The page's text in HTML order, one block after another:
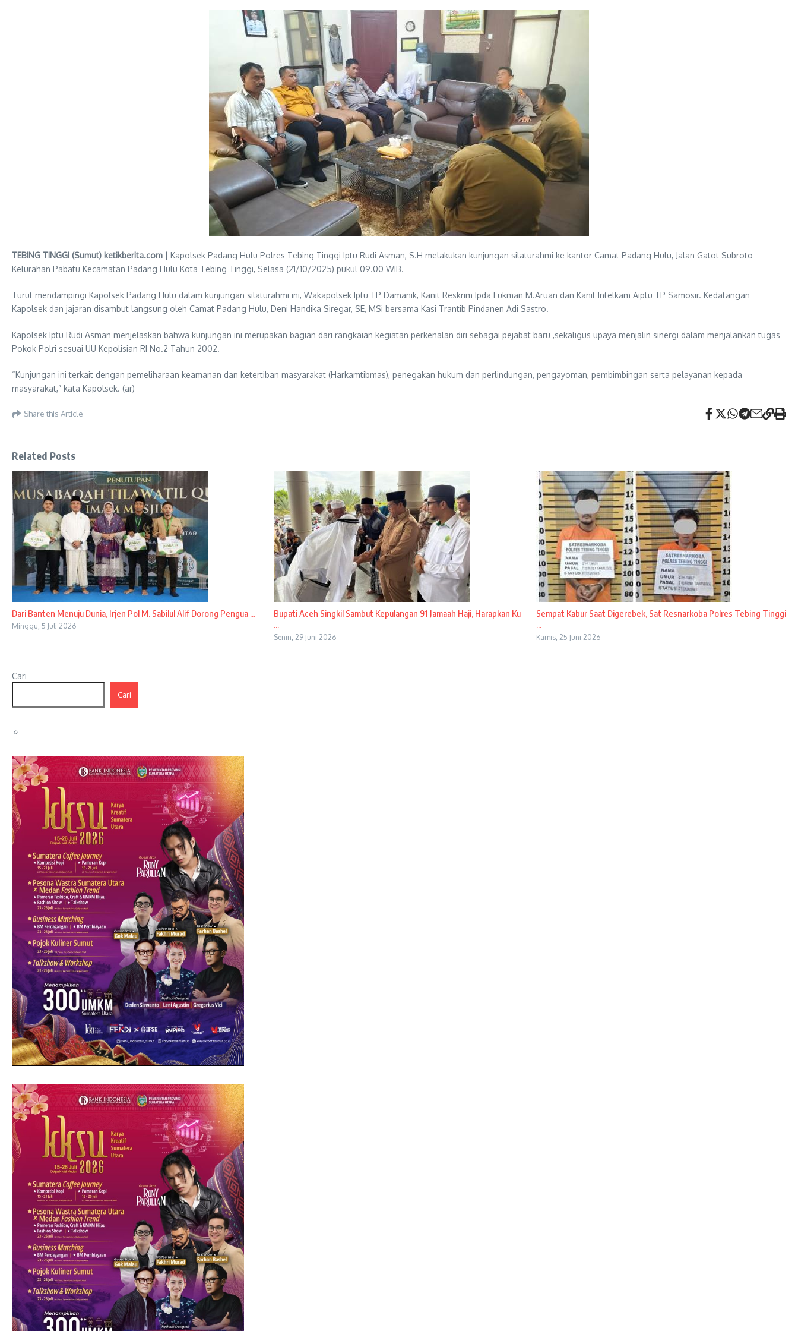
TEBING TINGGI (Sumut) ketikberita.com | Kapolsek Padang Hulu Polres Tebing Tinggi Iptu Rudi Asman, S.H melakukan kunjungan silaturahmi ke kantor Camat Padang Hulu, Jalan Gatot Subroto
Kelurahan Pabatu Kecamatan Padang Hulu Kota Tebing Tinggi, Selasa (21/10/2025) pukul 09.00 WIB.
Turut mendampingi Kapolsek Padang Hulu dalam kunjungan silaturahmi ini, Wakapolsek Iptu TP Damanik, Kanit Reskrim Ipda Lukman M.Aruan dan Kanit Intelkam Aiptu TP Samosir. Kedatangan
Kapolsek dan jajaran disambut langsung oleh Camat Padang Hulu, Deni Handika Siregar, SE, MSi bersama Kasi Trantib Pindanen Adi Sastro.
Kapolsek Iptu Rudi Asman menjelaskan bahwa kunjungan ini merupakan bagian dari rangkaian kegiatan perkenalan diri sebagai pejabat baru ,sekaligus upaya menjalin sinergi dalam menjalankan tugas
Pokok Polri sesuai UU Kepolisian RI No.2 Tahun 2002.
“Kunjungan ini terkait dengan pemeliharaan keamanan dan ketertiban masyarakat (Harkamtibmas), penegakan hukum dan perlindungan, pengayoman, pembimbingan serta pelayanan kepada
masyarakat,” kata Kapolsek. (ar)
Share this Article
Related Posts
Dari Banten Menuju Dunia, Irjen Pol M. Sabilul Alif Dorong Pengua ...
Minggu, 5 Juli 2026
Bupati Aceh Singkil Sambut Kepulangan 91 Jamaah Haji, Harapkan Ku
...
Senin, 29 Juni 2026
Sempat Kabur Saat Digerebek, Sat Resnarkoba Polres Tebing Tinggi
...
Kamis, 25 Juni 2026
Cari
Cari